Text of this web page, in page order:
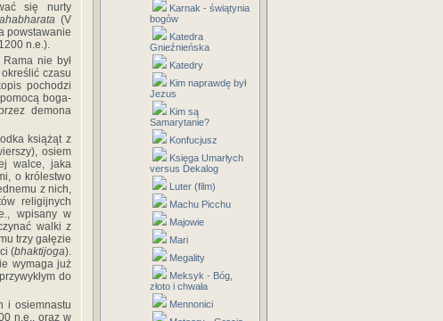
się nurty
(V
powstawanie
n.e.).
nie był
czasu
pochodzi
boga-
demona
książąt z
osiem
walce, jaka
o królestwo
z nich,
religijnych
wpisany w
walki z
trzy gałęzie
(bhaktijoga).
wymaga już
do
i osiemnastu
n.e., oraz w
Karnak - świątynia
bogów
Katedra
Gnieźnieńska
Katedry
Kim naprawdę był
Jezus
Kim są
Samarytanie?
Konfucjusz
Księga Umarłych
versus Dekalog
Luter (film)
Machu Picchu
Majowie
Mari
Megality
Meksyk - Bóg,
złoto i chwała
Mennonici